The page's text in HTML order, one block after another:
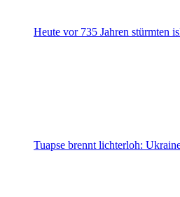
Heute vor 735 Jahren stürmten
Tuapse brennt lichterloh: